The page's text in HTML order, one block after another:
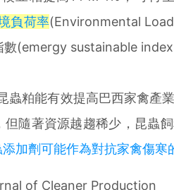
負荷率(Environmental
數(emergy sustainable
蟲粕能有效提高巴西家禽產
隨著資源越趨稀少，昆蟲
添加劑可能作為對抗家禽傷寒
of Cleaner Production